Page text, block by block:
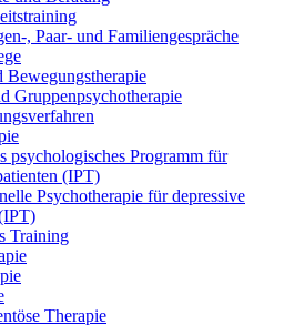
, Paar- und Familiengespräche
Bewegungstherapie
Gruppenpsychotherapie
psychologisches Programm für
(IPT)
Psychotherapie für depressive
Training
Therapie